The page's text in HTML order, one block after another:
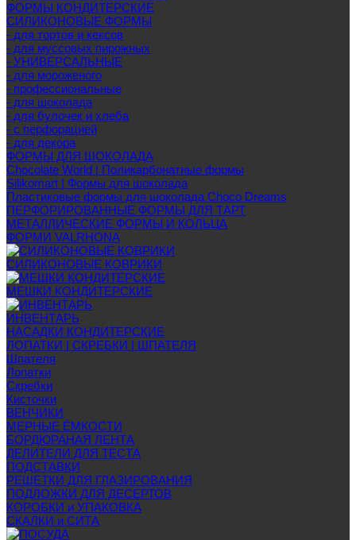
ФОРМЫ КОНДИТЕРСКИЕ
СИЛИКОНОВЫЕ ФОРМЫ
- для тортов и кексов
- для муссовых пирожных
- УНИВЕРСАЛЬНЫЕ
- для мороженого
- профессиональные
- для шоколада
- для булочек и хлеба
- с перфорацией
- для декора
ФОРМЫ ДЛЯ ШОКОЛАДА
Chocolate World | Поликарбонатные формы
Silikomart | Формы для шоколада
Пластиковые формы для шоколада Choco Dreams
ПЕРФОРИРОВАННЫЕ ФОРМЫ ДЛЯ ТАРТ
МЕТАЛЛИЧЕСКИЕ ФОРМЫ И КОЛЬЦА
ФОРМИ VALRHONA
СИЛИКОНОВЫЕ КОВРИКИ
МЕШКИ КОНДИТЕРСКИЕ
ИНВЕНТАРЬ
НАСАДКИ КОНДИТЕРСКИЕ
ЛОПАТКИ | СКРЕБКИ | ШПАТЕЛЯ
Шпателя
Лопатки
Скребки
Кисточки
ВЕНЧИКИ
МЕРНЫЕ ЁМКОСТИ
БОРДЮРАНАЯ ЛЕНТА
ДЕЛИТЕЛИ ДЛЯ ТЕСТА
ПОДСТАВКИ
РЕШЕТКИ ДЛЯ ГЛАЗИРОВАНИЯ
ПОДЛОЖКИ ДЛЯ ДЕСЕРТОВ
КОРОБКИ и УПАКОВКА
СКАЛКИ и СИТА